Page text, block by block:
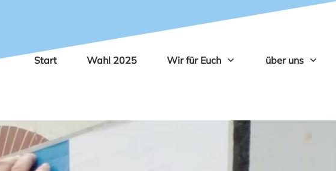
Start Wahl 2025 Wir für Euch über uns